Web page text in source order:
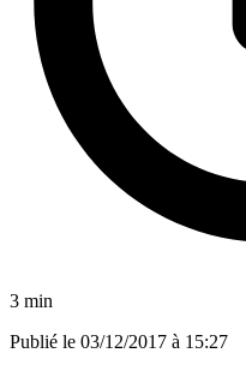
3 min
Publié le 03/12/2017 à 15:27